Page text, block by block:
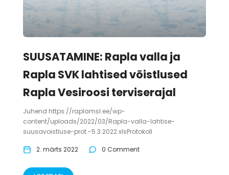
SUUSATAMINE: Rapla valla ja
Rapla SVK lahtised võistlused
Rapla Vesiroosi terviserajal
Juhend https://raplamsl.ee/wp-
content/uploads/2022/03/Rapla-valla-lahtise-
suusavoistluse-prot.-5.3.2022.xlsProtokoll
2. märts 2022 0 Comment